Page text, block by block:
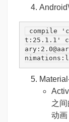
compile
t:25.1.1'
之
动画